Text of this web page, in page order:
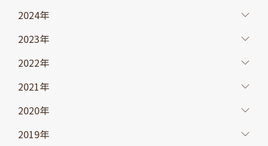
2024年
2023年
2022年
2021年
2020年
2019年